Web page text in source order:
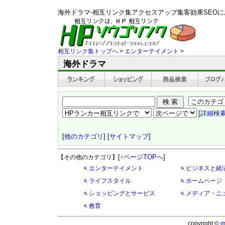
海外ドラマ-相互リンク集アクセスアップ集客効果SEO
相互リンク集トップへ > エンターテイメント >
海外ドラマ
[詳細検
[他のカテゴリ ] [サイトマップ]
【その他のカテゴリ】 [↑ページTOPへ]
エンターテイメント
ビジネスと経
ライフスタイル
ホームページ
ショッピングとサービス
メディア・ニ
教育
copyright ©